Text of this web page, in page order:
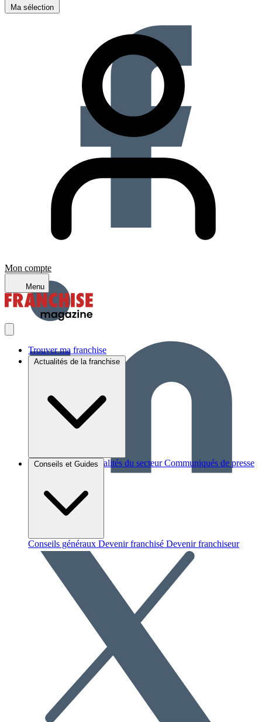
Ma sélection
Mon compte
Menu
Trouver ma franchise
Actualités de la franchise
Brèves et actus Actualités du secteur Communiqués de presse
Conseils et Guides
Conseils généraux Devenir franchisé Devenir franchiseur